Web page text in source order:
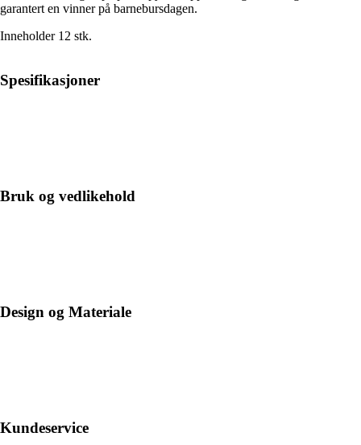
garantert en vinner på barnebursdagen.
Inneholder 12 stk.
Spesifikasjoner
Bruk og vedlikehold
Design og Materiale
Kundeservice